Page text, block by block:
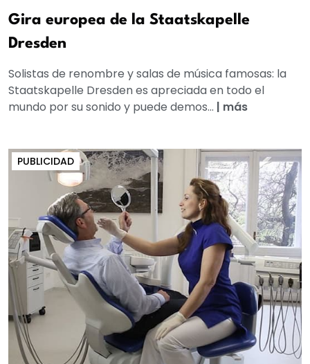
Gira europea de la Staatskapelle
Dresden
Solistas de renombre y salas de música famosas: la
Staatskapelle Dresden es apreciada en todo el
mundo por su sonido y puede demos... | más
PUBLICIDAD